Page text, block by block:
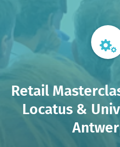
Retail
Locatus &